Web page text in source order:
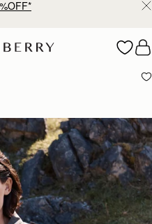
and compact for the essentials.
keys, wallet, phone and chapstick/
small for my needs.